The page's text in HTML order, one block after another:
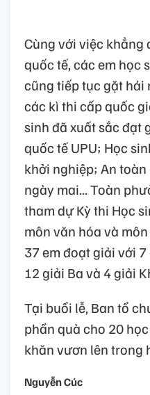
Cùng với việc khẳng
quốc tế, các em học
cũng tiếp tục gặt hái
các kì thi cấp quốc
sinh đã xuất sắc đạt
quốc tế UPU; Học
khởi nghiệp; An
ngày mai... Toàn
tham dự Kỳ thi Học
môn văn hóa và
37 em đoạt giải với
12 giải Ba và 4 giải
Tại buổi lễ, Ban tổ
phần quà cho 20
khăn vươn lên trong
Nguyễn Cúc